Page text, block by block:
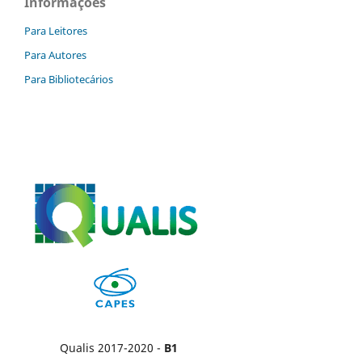
Para Leitores
Para Autores
Para Bibliotecários
Qualis 2017-2020 - B1